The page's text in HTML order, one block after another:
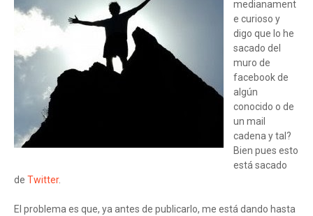
medianament
e curioso y
digo que lo he
sacado del
muro de
facebook de
algún
conocido o de
un mail
cadena y tal?
Bien pues esto
está sacado
de Twitter.
El problema es que, ya antes de publicarlo, me está dando hasta